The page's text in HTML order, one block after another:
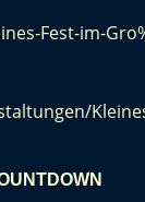
Fest-im-